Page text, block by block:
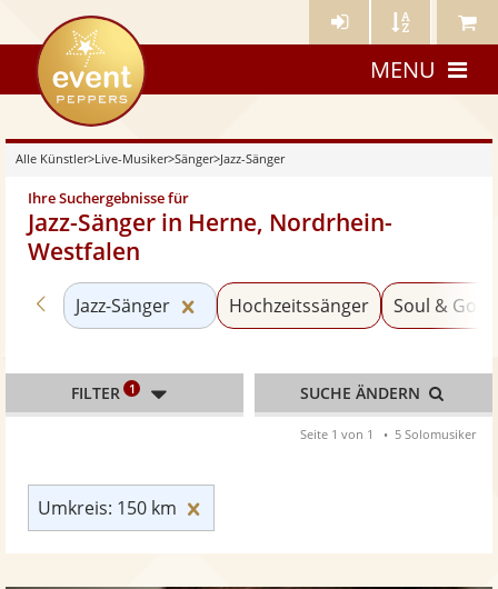
Künstler- Künstler Meine
eventpeppers
MENU
Alle Künstler>Live-Musiker>Sänger>Jazz-Sänger
Ihre Suchergebnisse für
Jazz-Sänger in Herne, Nordrhein-
Westfalen
Zurück zu «Sänger»
Jazz-Sänger Kategorie «Jazz-Sänger»
Hochzeitssänger Soul &
Umkreis: 150 km
FILTER 1 SUCHE ÄNDERN
Seite 1 von 1 5 Solomusiker